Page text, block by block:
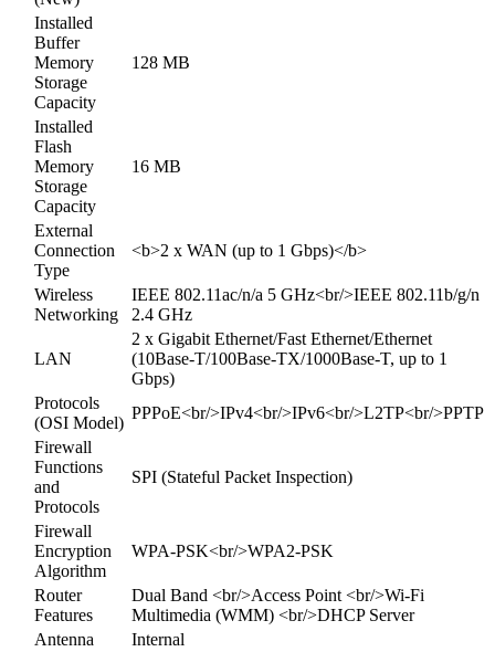
Installed
Buffer
Memory
Storage
Capacity
128 MB
Installed
Flash
Memory
Storage
Capacity
16 MB
External
Connection
Type
<b>2 x WAN (up to 1 Gbps)</b>
Wireless
Networking
IEEE 802.11ac/n/a 5 GHz<br/>IEEE 802.11b/g/n
2.4 GHz
LAN
2 x Gigabit Ethernet/Fast Ethernet/Ethernet
(10Base-T/100Base-TX/1000Base-T, up to 1
Gbps)
Protocols
(OSI Model)
PPPoE<br/>IPv4<br/>IPv6<br/>L2TP<br/>PPTP
Firewall
Functions
and
Protocols
SPI (Stateful Packet Inspection)
Firewall
Encryption
Algorithm
WPA-PSK<br/>WPA2-PSK
Router
Features
Dual Band <br/>Access Point <br/>Wi-Fi
Multimedia (WMM) <br/>DHCP Server
Antenna
Internal